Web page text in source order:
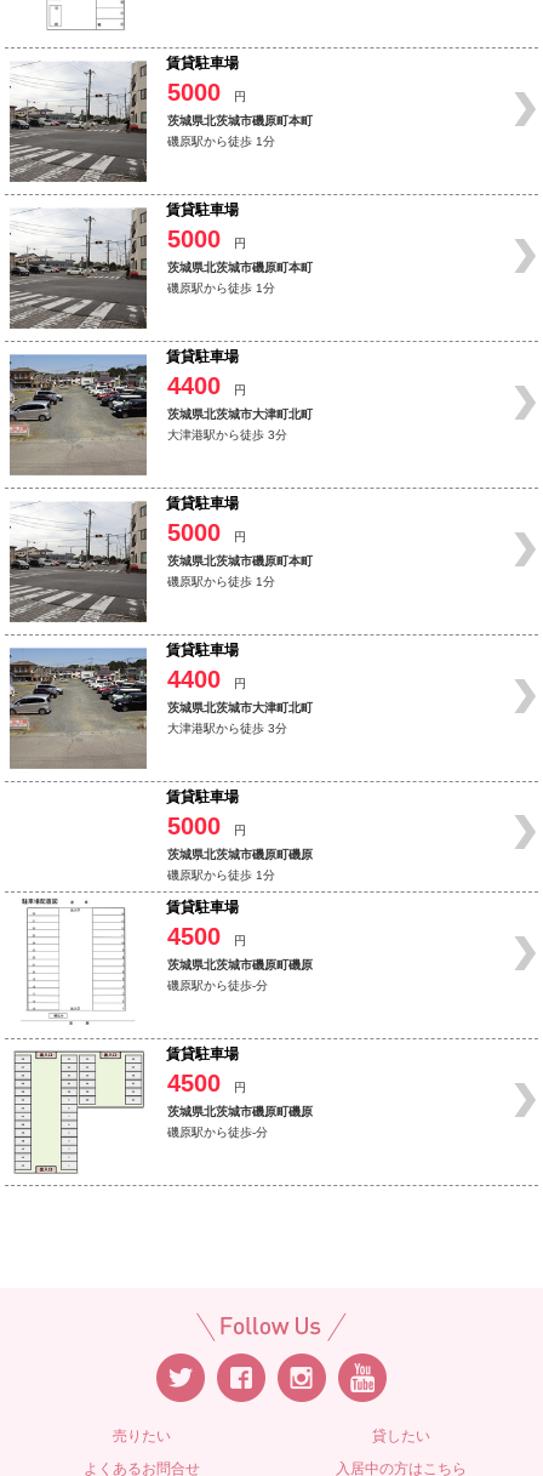
賃貸駐車場
5000
円
茨城県北茨城市磯原町本町
磯原駅から徒歩 1分
賃貸駐車場
5000
円
茨城県北茨城市磯原町本町
磯原駅から徒歩 1分
賃貸駐車場
4400
円
茨城県北茨城市大津町北町
大津港駅から徒歩 3分
賃貸駐車場
5000
円
茨城県北茨城市磯原町本町
磯原駅から徒歩 1分
賃貸駐車場
4400
円
茨城県北茨城市大津町北町
大津港駅から徒歩 3分
賃貸駐車場
5000
円
茨城県北茨城市磯原町磯原
磯原駅から徒歩 1分
賃貸駐車場
4500
円
茨城県北茨城市磯原町磯原
磯原駅から徒歩-分
賃貸駐車場
4500
円
茨城県北茨城市磯原町磯原
磯原駅から徒歩-分
売りたい
貸したい
よくあるお問合せ
入居中の方はこちら